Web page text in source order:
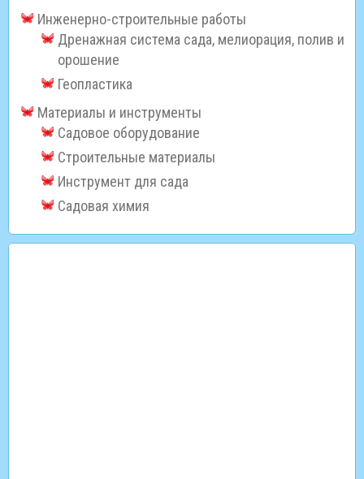
Инженерно-строительные работы
Дренажная система сада, мелиорация, полив и
орошение
Геопластика
Материалы и инструменты
Садовое оборудование
Строительные материалы
Инструмент для сада
Садовая химия